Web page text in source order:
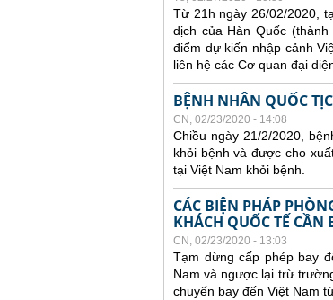
Từ 21h ngày 26/02/2020,
dịch của Hàn Quốc
điểm dự kiến nhập cảnh
liên hệ các Cơ quan đại
BỆNH NHÂN QUỐC
CN, 02/23/2020 - 14:08
Chiều ngày 21/2/2020,
khỏi bệnh và được cho
tại Việt Nam khỏi bệnh.
CÁC BIỆN PHÁP
KHÁCH QUỐC TẾ CẦN
CN, 02/23/2020 - 13:03
Tạm dừng cấp phép bay
Nam và ngược lại trừ
chuyến bay đến Việt Nam